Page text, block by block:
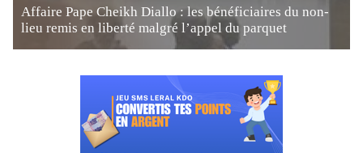
Affaire Pape Cheikh Diallo : les bénéficiaires du non-
lieu remis en liberté malgré l’appel du parquet